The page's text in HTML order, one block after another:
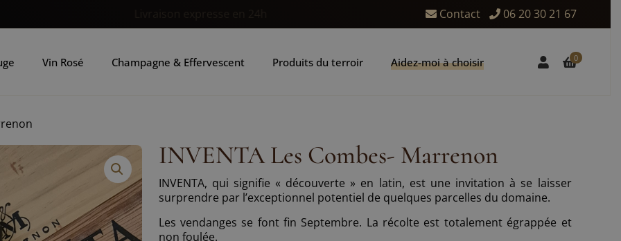
Contact 06 20 30 21 67
Vin Rosé Champagne & Effervescent Produits du terroir Aidez-moi à choisir 0
INVENTA Les Combes- Marrenon
INVENTA, qui signifie « découverte » en latin, est une invitation à se laisser
surprendre par l’exceptionnel potentiel de quelques parcelles du domaine.
Les vendanges se font fin Septembre. La récolte est totalement égrappée et
non foulée.